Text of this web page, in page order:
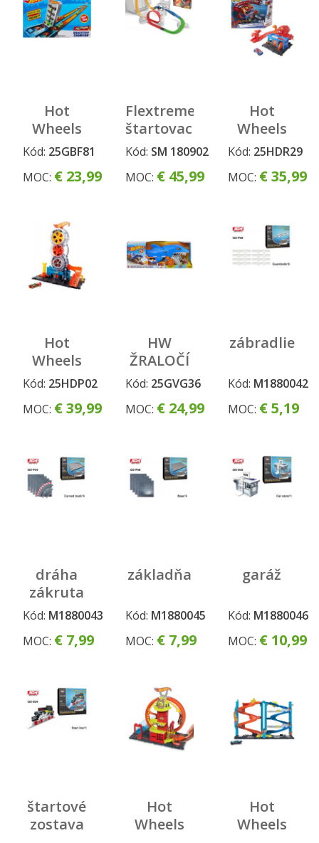
Hot
Wheels
šampionát
asst
Kód: 25GBF81
MOC: € 23,99
Flextreme
štartovacia
súprava
Kód: SM 180902
MOC: € 45,99
Hot
Wheels
City
odplata
Kód: 25HDR29
MOC: € 35,99
Hot
Wheels
CitySuperpneu
Kód: 25HDP02
MOC: € 39,99
HW
ŽRALOČÍ
ŤAHAČ
Kód: 25GVG36
MOC: € 24,99
zábradlie
Kód: M1880042
MOC: € 5,19
dráha
zákruta
Kód: M1880043
MOC: € 7,99
základňa
Kód: M1880045
MOC: € 7,99
garáž
Kód: M1880046
MOC: € 10,99
štartové
zostava
Hot
Wheels
Hot
Wheels